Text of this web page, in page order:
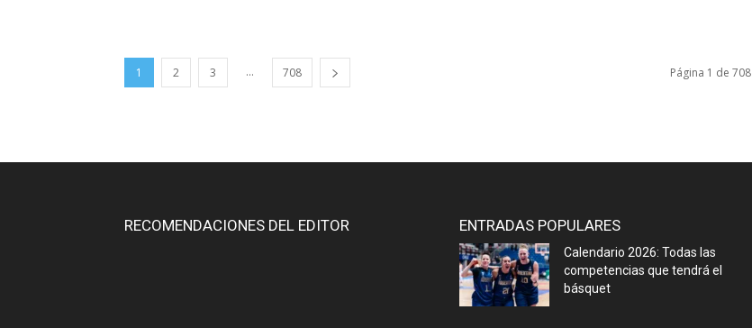
1 2 3 ... 708 Página 1 de 708
RECOMENDACIONES DEL EDITOR ENTRADAS POPULARES
Calendario 2026: Todas las
competencias que tendrá el
básquet